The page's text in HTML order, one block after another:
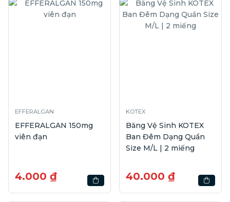
EFFERALGAN
EFFERALGAN 150mg
viên đạn
4.000 ₫
KOTEX
Băng Vệ Sinh KOTEX
Ban Đêm Dạng Quần
Size M/L | 2 miếng
40.000 ₫